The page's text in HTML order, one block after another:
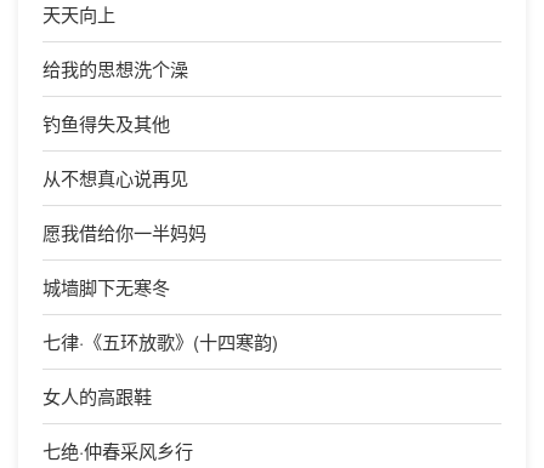
天天向上
给我的思想洗个澡
钓鱼得失及其他
从不想真心说再见
愿我借给你一半妈妈
城墙脚下无寒冬
七律·《五环放歌》(十四寒韵)
女人的高跟鞋
七绝·仲春采风乡行